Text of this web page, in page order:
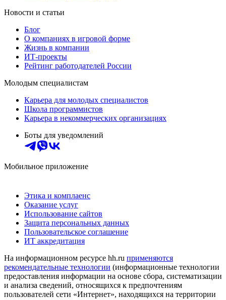
Новости и статьи
Блог
О компаниях в игровой форме
Жизнь в компании
ИТ-проекты
Рейтинг работодателей России
Молодым специалистам
Карьера для молодых специалистов
Школа программистов
Карьера в некоммерческих организациях
Боты для уведомлений
Мобильное приложение
Этика и комплаенс
Оказание услуг
Использование сайтов
Защита персональных данных
Пользовательское соглашение
ИТ аккредитация
На информационном ресурсе hh.ru применяются
рекомендательные технологии (информационные технологии
предоставления информации на основе сбора, систематизации
и анализа сведений, относящихся к предпочтениям
пользователей сети «Интернет», находящихся на территории